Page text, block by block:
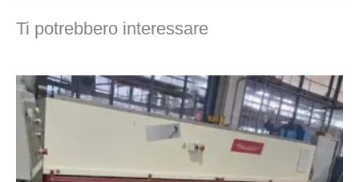
Ti potrebbero interessare